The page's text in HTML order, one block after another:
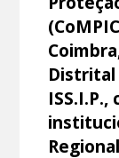
Distrital